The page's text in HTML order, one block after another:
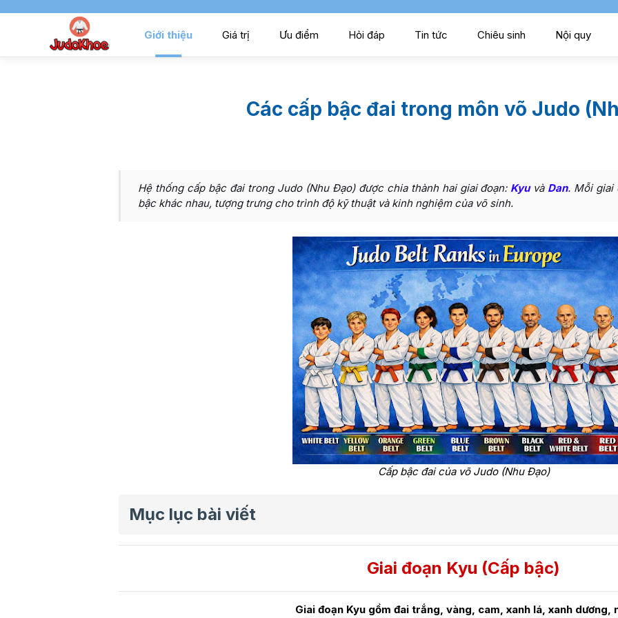
Giới thiệu Giá trị Ưu điểm Hỏi đáp Tin tức Chiêu sinh Nội quy
Các cấp bậc đai trong môn võ Judo
Hệ thống cấp bậc đai trong Judo (Nhu Đạo) được chia thành hai giai đoạn: Kyuvà Dan. Mỗi giai
bậc khác nhau, tượng trưng cho trình độ kỹ thuật và kinh nghiệm của võ sinh.
Cấp bậc đai của võ Judo (Nhu Đạo)
Mục lục bài viết
Giai đoạn Kyu (Cấp bậc)
Giai đoạn Kyu gồm đai trắng, vàng, cam, xanh lá, xanh dương,